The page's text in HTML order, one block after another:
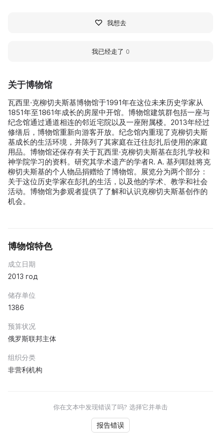
关于博物馆
瓦西里·克柳切夫斯基博物馆于1991年在这位未来历史学家从
1851年至1861年成长的房屋中开馆。博物馆建筑群包括一座与
纪念馆通过通道相连的邻近宅院以及一座附属楼。2013年经过
修缮后，博物馆重新向游客开放。纪念馆内重现了克柳切夫斯
基成长的生活环境，并陈列了其家庭在迁往彭扎后使用的家庭
用品。博物馆还保存有关于瓦西里·克柳切夫斯基在彭扎学校和
神学院学习的资料。研究其学术遗产的学者R. A. 基列耶娃将克
柳切夫斯基的个人物品捐赠给了博物馆。展览分为两个部分：
关于这位历史学家在彭扎的生活，以及他的学术、教学和社会
活动。博物馆为参观者提供了了解和认识克柳切夫斯基创作的
机会。
博物馆特色
成立日期
2013 год
储存单位
1386
预算状况
俄罗斯联邦主体
组织分类
非营利机构
你在文本中发现错误了吗? 选择它并单击
报告错误
我想去
我已经走了 0